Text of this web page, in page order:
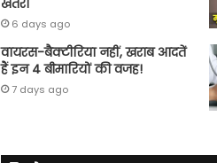
6 days ago
वायरस-बैक्टीरिया नहीं, खराब आदतें
हैं इन 4 बीमारियों की वजह!
7 days ago